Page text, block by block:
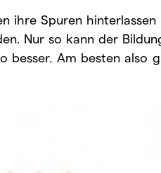
ihre Spuren hinterlassen
Nur so kann der
Am besten also